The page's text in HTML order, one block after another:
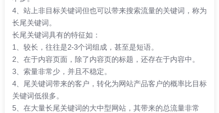
4、站上非目标关键词但也可以带来搜索流量的关键词，称为
长尾关键词。
长尾关键词具有的特征如：
1、较长，往往是2-3个词组成，甚至是短语。
2、在于内容页面，除了内容页的标题，还存在于内容中。
3、索量非常少，并且不稳定。
4、尾关键词带来的客户，转化为网站产品客户的概率比目标
关键词低很多。
5、在大量长尾关键词的大中型网站，其带来的总流量非常